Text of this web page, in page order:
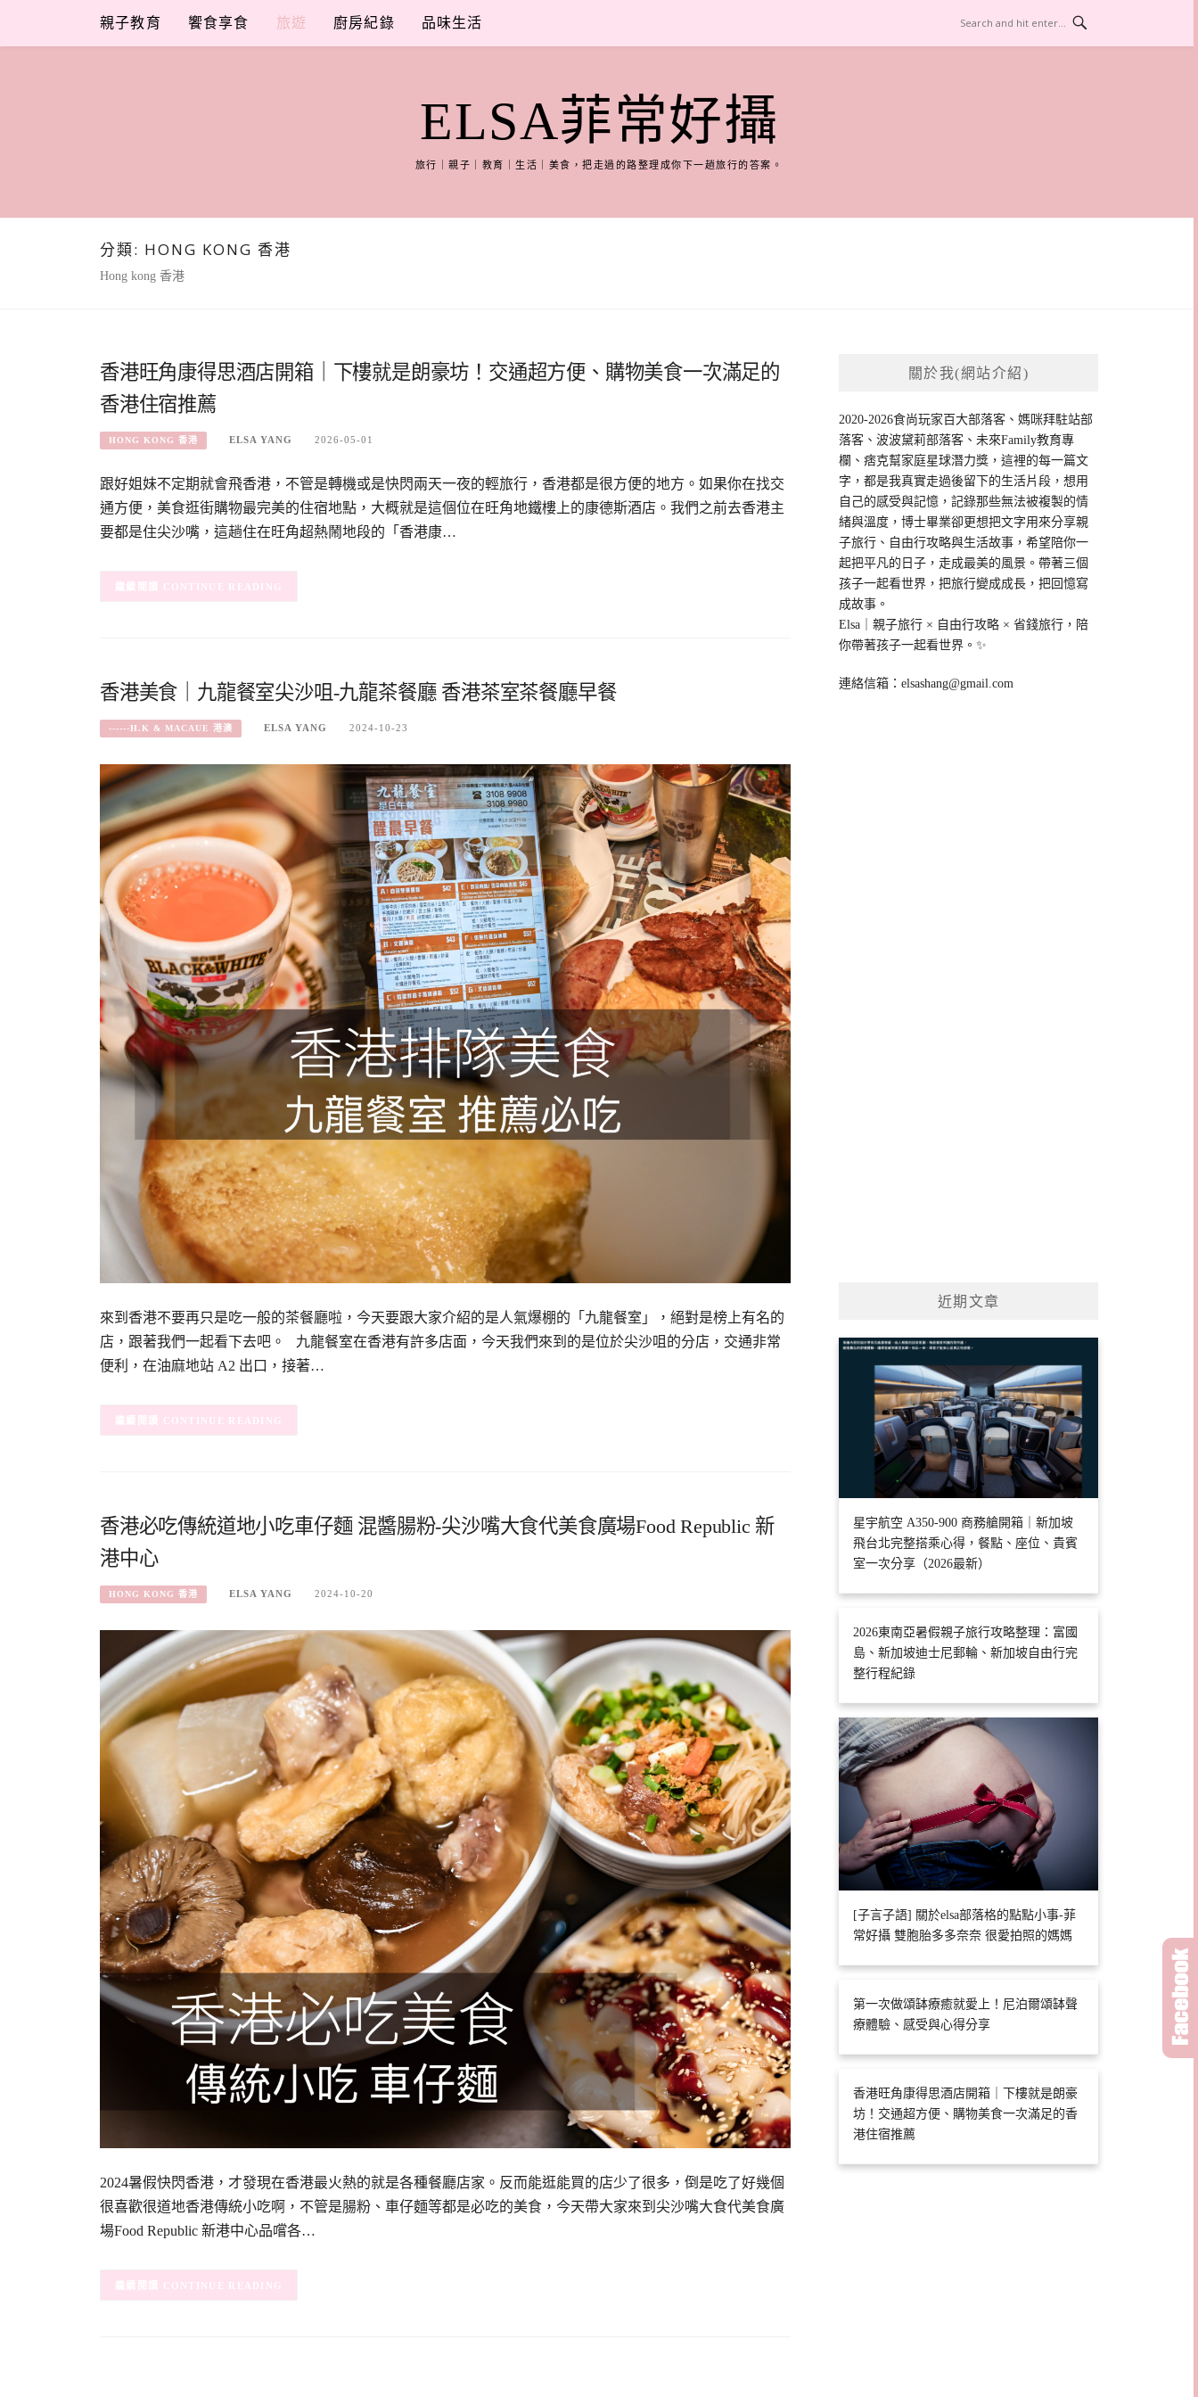
content
親子教育 饗食享食 旅遊 廚房紀錄 品味生活
ELSA菲常好攝
旅行｜親子｜教育｜生活｜美食，把走過的路整理成你下一趟旅行的答案。
分類: HONG KONG 香港
Hong kong 香港
香港旺角康得思酒店開箱｜下樓就是朗豪坊！交通超方便、購物美食一次滿足的
香港住宿推薦
HONG KONG 香港 ELSA YANG 2026-05-01
跟好姐妹不定期就會飛香港，不管是轉機或是快閃兩天一夜的輕旅行，香港都是很方便的地方。如果你在找交
通方便，美食逛街購物最完美的住宿地點，大概就是這個位在旺角地鐵樓上的康德斯酒店。我們之前去香港主
要都是住尖沙嘴，這趟住在旺角超熱鬧地段的「香港康…
CONTINUE READING
香港美食｜九龍餐室尖沙咀-九龍茶餐廳 香港茶室茶餐廳早餐
------H.K & MACAUE 港澳 ELSA YANG 2024-10-23
來到香港不要再只是吃一般的茶餐廳啦，今天要跟大家介紹的是人氣爆棚的「九龍餐室」，絕對是榜上有名的
店，跟著我們一起看下去吧。 九龍餐室在香港有許多店面，今天我們來到的是位於尖沙咀的分店，交通非常
便利，在油麻地站 A2 出口，接著…
CONTINUE READING
香港必吃傳統道地小吃車仔麵 混醬腸粉-尖沙嘴大食代美食廣場Food Republic 新
港中心
HONG KONG 香港 ELSA YANG 2024-10-20
2024暑假快閃香港，才發現在香港最火熱的就是各種餐廳店家。反而能逛能買的店少了很多，倒是吃了好幾個
很喜歡很道地香港傳統小吃啊，不管是腸粉、車仔麵等都是必吃的美食，今天帶大家來到尖沙嘴大食代美食廣
場Food Republic 新港中心品嚐各…
CONTINUE READING
關於我(網站介紹)
2020-2026食尚玩家百大部落客、媽咪拜駐站部
落客、波波黛莉部落客、未來Family教育專
欄、痞克幫家庭星球潛力獎，這裡的每一篇文
字，都是我真實走過後留下的生活片段，想用
自己的感受與記憶，記錄那些無法被複製的情
緒與溫度，博士畢業卻更想把文字用來分享親
子旅行、自由行攻略與生活故事，希望陪你一
起把平凡的日子，走成最美的風景。帶著三個
孩子一起看世界，把旅行變成成長，把回憶寫
成故事。
Elsa｜親子旅行 × 自由行攻略 × 省錢旅行，陪
你帶著孩子一起看世界。✨
連絡信箱：elsashang@gmail.com
近期文章
星宇航空 A350-900 商務艙開箱｜新加坡
飛台北完整搭乘心得，餐點、座位、貴賓
室一次分享（2026最新）
2026東南亞暑假親子旅行攻略整理：富國
島、新加坡迪士尼郵輪、新加坡自由行完
整行程紀錄
[子言子語] 關於elsa部落格的點點小事-菲
常好攝 雙胞胎多多奈奈 很愛拍照的媽媽
第一次做頌缽療癒就愛上！尼泊爾頌缽聲
療體驗、感受與心得分享
香港旺角康得思酒店開箱｜下樓就是朗豪
坊！交通超方便、購物美食一次滿足的香
港住宿推薦